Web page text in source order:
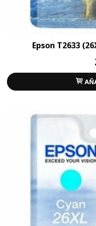
Epson T2633